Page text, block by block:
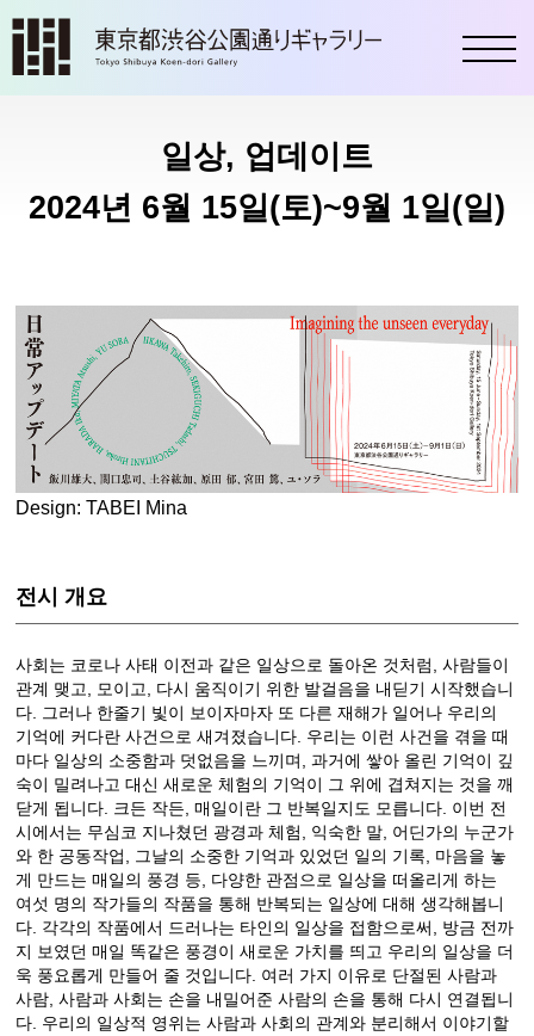
일상, 업데이트
2024년 6월 15일(토)~9월 1일(일)
Design: TABEI Mina
전시 개요
사회는 코로나 사태 이전과 같은 일상으로 돌아온 것처럼, 사람들이
관계 맺고, 모이고, 다시 움직이기 위한 발걸음을 내딛기 시작했습니
다. 그러나 한줄기 빛이 보이자마자 또 다른 재해가 일어나 우리의
기억에 커다란 사건으로 새겨졌습니다. 우리는 이런 사건을 겪을 때
마다 일상의 소중함과 덧없음을 느끼며, 과거에 쌓아 올린 기억이 깊
숙이 밀려나고 대신 새로운 체험의 기억이 그 위에 겹쳐지는 것을 깨
닫게 됩니다. 크든 작든, 매일이란 그 반복일지도 모릅니다. 이번 전
시에서는 무심코 지나쳤던 광경과 체험, 익숙한 말, 어딘가의 누군가
와 한 공동작업, 그날의 소중한 기억과 있었던 일의 기록, 마음을 놓
게 만드는 매일의 풍경 등, 다양한 관점으로 일상을 떠올리게 하는
여섯 명의 작가들의 작품을 통해 반복되는 일상에 대해 생각해봅니
다. 각각의 작품에서 드러나는 타인의 일상을 접함으로써, 방금 전까
지 보였던 매일 똑같은 풍경이 새로운 가치를 띄고 우리의 일상을 더
욱 풍요롭게 만들어 줄 것입니다. 여러 가지 이유로 단절된 사람과
사람, 사람과 사회는 손을 내밀어준 사람의 손을 통해 다시 연결됩니
다. 우리의 일상적 영위는 사람과 사회의 관계와 분리해서 이야기할